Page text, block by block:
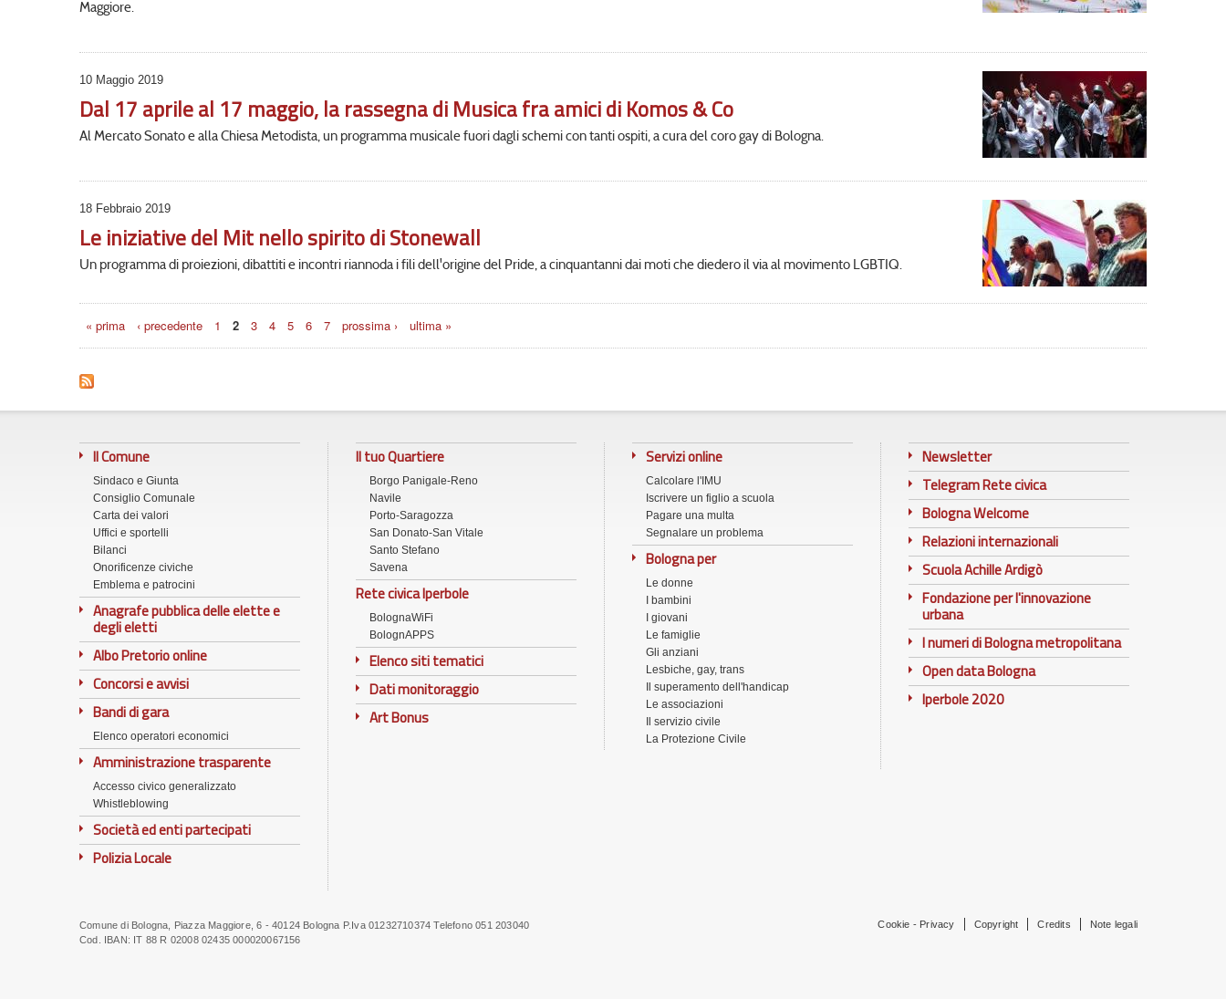
Maggiore.
10 Maggio 2019
Dal 17 aprile al 17 maggio, la rassegna di Musica fra amici di Komos & Co
Al Mercato Sonato e alla Chiesa Metodista, un programma musicale fuori dagli schemi con tanti ospiti, a cura del coro gay di Bologna.
18 Febbraio 2019
Le iniziative del Mit nello spirito di Stonewall
Un programma di proiezioni, dibattiti e incontri riannoda i fili dell'origine del Pride, a cinquantanni dai moti che diedero il via al movimento LGBTIQ.
Pagine
« prima ‹ precedente 1 2 3 4 5 6 7 prossima › ultima »
Il Comune
Sindaco e Giunta
Consiglio Comunale
Carta dei valori
Uffici e sportelli
Bilanci
Onorificenze civiche
Emblema e patrocini
Anagrafe pubblica delle elette e
degli eletti
Albo Pretorio online
Concorsi e avvisi
Bandi di gara
Elenco operatori economici
Amministrazione trasparente
Accesso civico generalizzato
Whistleblowing
Società ed enti partecipati
Polizia Locale
Il tuo Quartiere
Borgo Panigale-Reno
Navile
Porto-Saragozza
San Donato-San Vitale
Santo Stefano
Savena
Rete civica Iperbole
BolognaWiFi
BolognAPPS
Elenco siti tematici
Dati monitoraggio
Art Bonus
Servizi online
Calcolare l'IMU
Iscrivere un figlio a scuola
Pagare una multa
Segnalare un problema
Bologna per
Le donne
I bambini
I giovani
Le famiglie
Gli anziani
Lesbiche, gay, trans
Il superamento dell'handicap
Le associazioni
Il servizio civile
La Protezione Civile
Newsletter
Telegram Rete civica
Bologna Welcome
Relazioni internazionali
Scuola Achille Ardigò
Fondazione per l'innovazione
urbana
I numeri di Bologna metropolitana
Open data Bologna
Iperbole 2020
Note
Comune di Bologna, Piazza Maggiore, 6 - 40124 Bologna P.Iva 01232710374 Telefono 051 203040
Cod. IBAN: IT 88 R 02008 02435 000020067156
Cookie - Privacy Copyright Credits Note legali